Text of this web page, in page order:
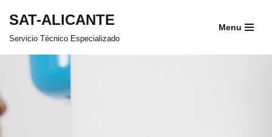
contenido
SAT-ALICANTE
Servicio Técnico Especializado
Menu